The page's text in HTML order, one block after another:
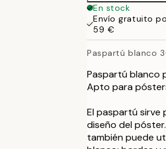
30x40 cm
40x50 cm
50x70 cm
50x70 cm
70x100 cm
En stock
Envío gratuito
59 €
Paspartú blanco
Paspartú blanco
Apto para
El paspartú sirve
diseño del
también puede